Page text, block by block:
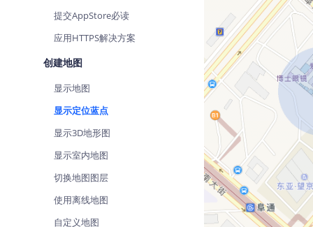
查询目标区域当前/未来天气
智能硬件定位
通过基站、Wifi获取位置信息
提交AppStore必读
应用HTTPS解决方案
创建地图
显示地图
显示定位蓝点
显示3D地形图
显示室内地图
切换地图图层
使用离线地图
自定义地图